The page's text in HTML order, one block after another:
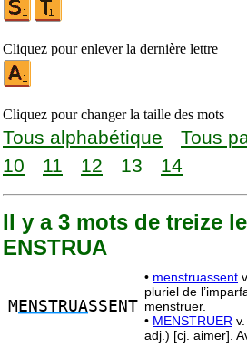
Cliquez pour enlever la dernière lettre
Cliquez pour changer la taille des mots
Tous alphabétique Tous
10
11 12 13 14
Il y a 3 mots de treize
ENSTRUA
M ENSTRUASSENT
• menstruassent
pluriel de
menstruer.
• MENSTRUER
adj.) [cj. aimer].